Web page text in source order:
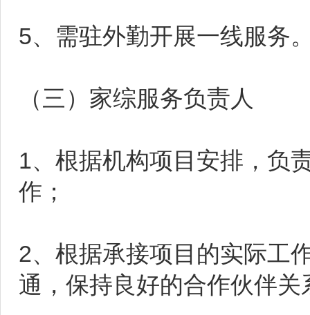
5、需驻外勤开展一线服务
（三）家综服务负责人
1、根据机构项目安排，负
作；
2、根据承接项目的实际工
通，保持良好的合作伙伴关